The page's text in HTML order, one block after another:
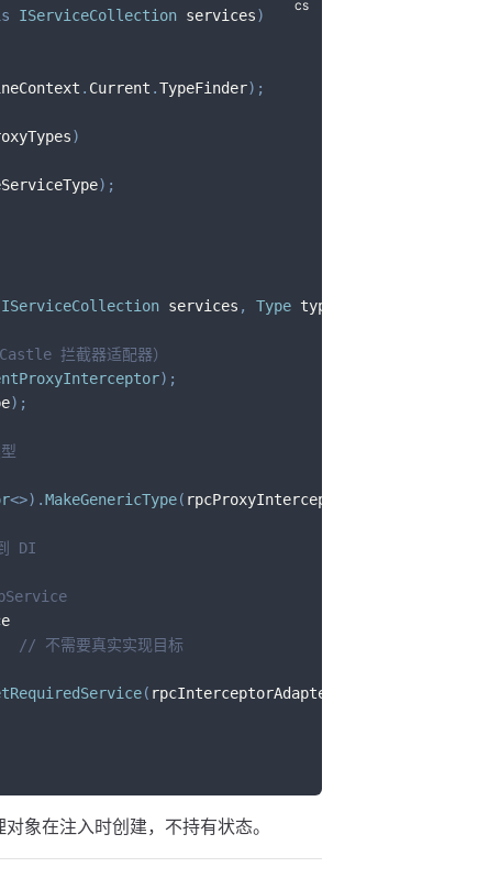
IServiceCollection services)
. Current .TypeFinder) ;
)
) ;
IServiceCollection services , Type type
拦截器适配器）
) ;
) ;
<>) .MakeGenericType( rpcProxyInterceptorType
DI
// 不需要真实实现目标
( rpcInterceptorAdapterType
象在注入时创建，不持有状态。